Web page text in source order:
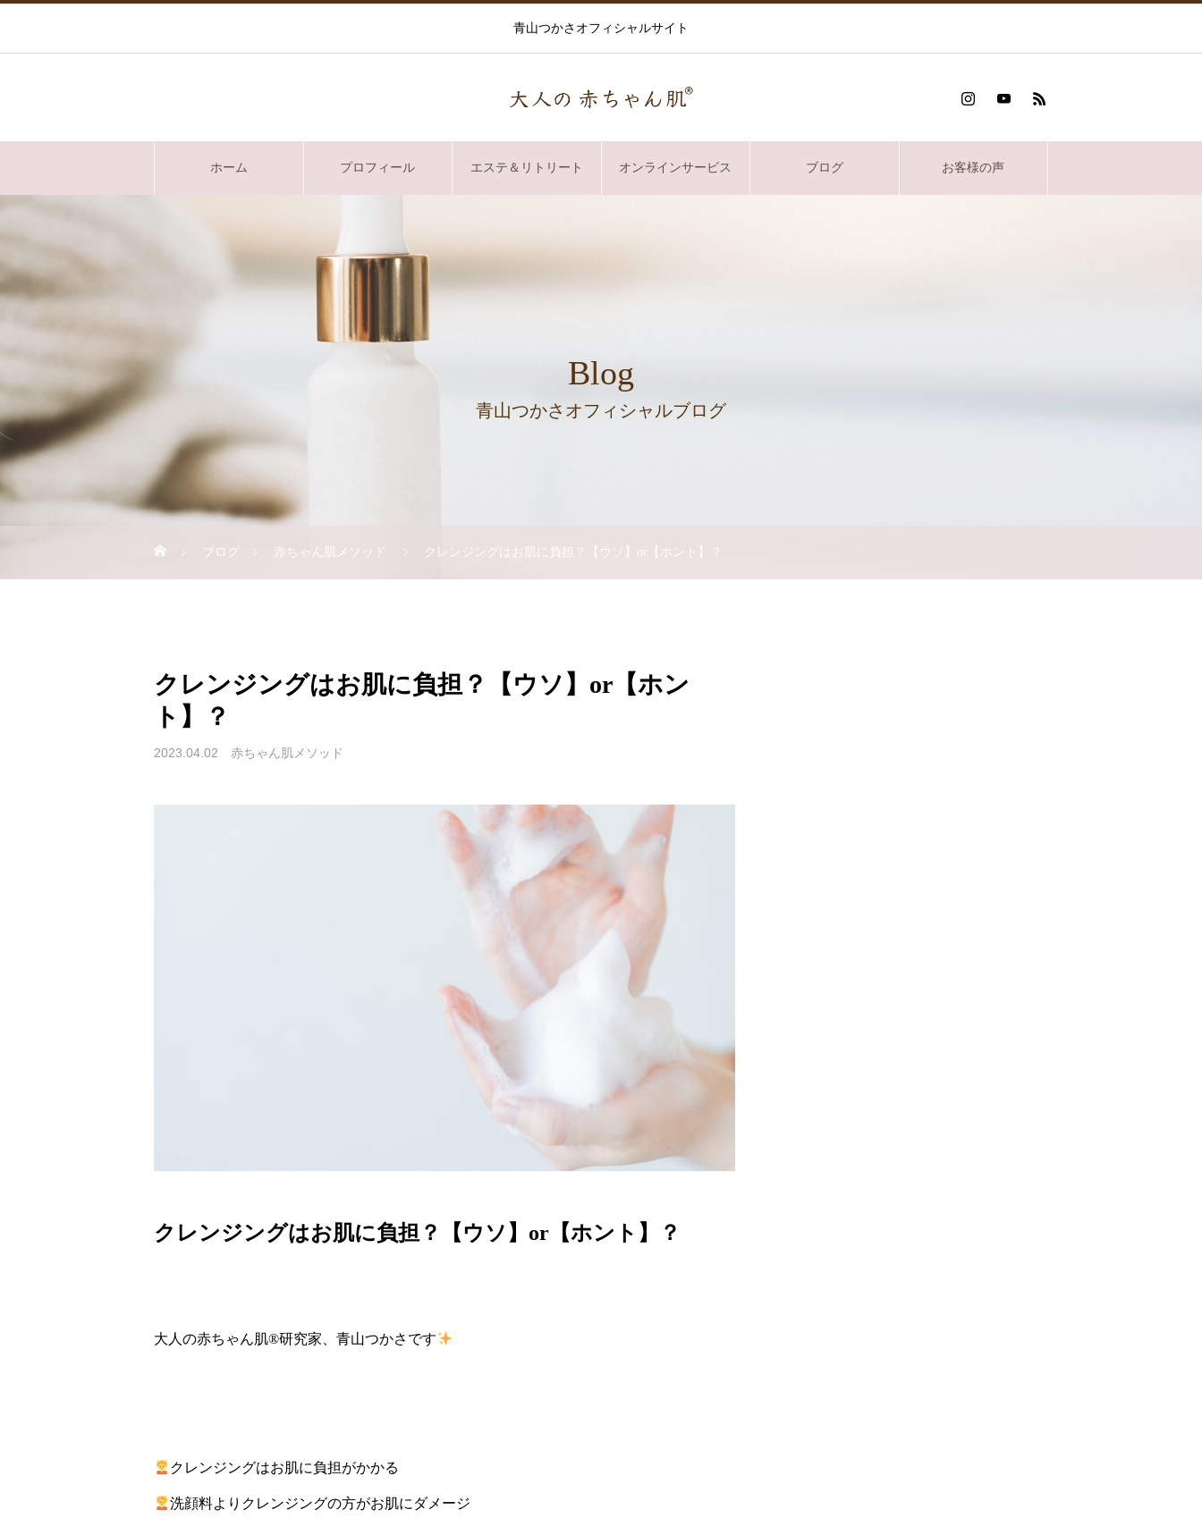
青山つかさオフィシャルサイト
ホーム プロフィール エステ＆リトリート オンラインサービス ブログ お客様の声
Blog
青山つかさオフィシャルブログ
ブログ 赤ちゃん肌メソッド クレンジングはお肌に負担？【ウソ】or【ホント】？
クレンジングはお肌に負担？【ウソ】or【ホン
ト】？
2023.04.02 赤ちゃん肌メソッド
クレンジングはお肌に負担？【ウソ】or【ホント】？
大人の赤ちゃん肌®️研究家、青山つかさです
クレンジングはお肌に負担がかかる
洗顔料よりクレンジングの方がお肌にダメージ